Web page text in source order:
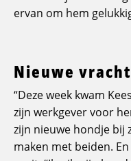
ervan om hem
Nieuwe
“Deze week kwam
zijn werkgever voor
zijn nieuwe hondje bij
maken met beiden.